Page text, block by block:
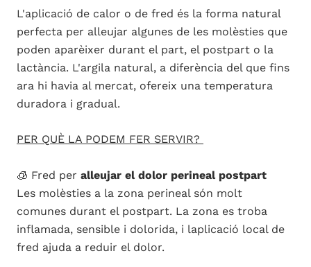
L'aplicació de calor o de fred és la forma natural
perfecta per alleujar algunes de les molèsties que
poden aparèixer durant el part, el postpart o la
lactància. L'argila natural, a diferència del que fins
ara hi havia al mercat, ofereix una temperatura
duradora i gradual.
PER QUÈ LA PODEM FER SERVIR?
🧊 Fred per alleujar el dolor perineal postpart
Les molèsties a la zona perineal són molt
comunes durant el postpart. La zona es troba
inflamada, sensible i dolorida, i laplicació local de
fred ajuda a reduir el dolor.